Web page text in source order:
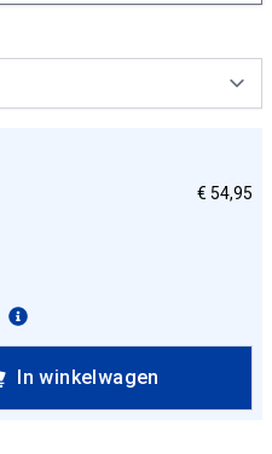
€ 54,95
In winkelwagen